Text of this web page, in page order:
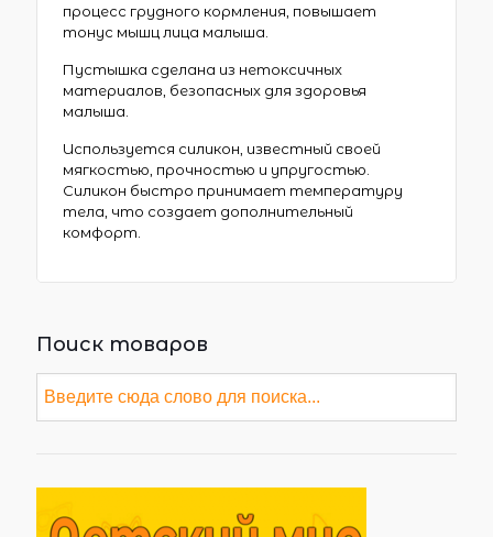
процесс грудного кормления, повышает
тонус мышц лица малыша.
Пустышка сделана из нетоксичных
материалов, безопасных для здоровья
малыша.
Используется силикон, известный своей
мягкостью, прочностью и упругостью.
Силикон быстро принимает температуру
тела, что создает дополнительный
комфорт.
Поиск товаров